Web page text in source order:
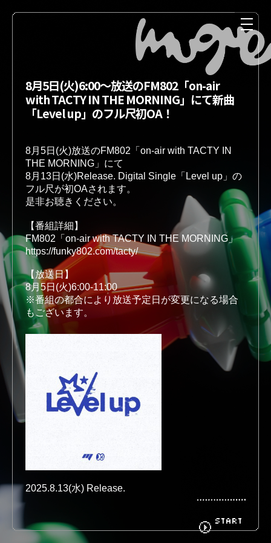
NEWS
LIVE DISCOGRAPHY
BIOGRAPHY
FANCLUB
START
8月5日(火)6:00〜放送のFM802「on-air
with TACTY IN THE MORNING」にて新曲
「Level up」のフル尺初OA！
8月5日(火)放送のFM802「on-air with TACTY IN
THE MORNING」にて
8月13日(水)Release. Digital Single「Level up」の
フル尺が初OAされます。
是非お聴きください。
【番組詳細】
FM802「on-air with TACTY IN THE MORNING」
https://funky802.com/tacty/
【放送日】
8月5日(火)6:00-11:00
※番組の都合により放送予定日が変更になる場合
もございます。
2025.8.13(水) Release.